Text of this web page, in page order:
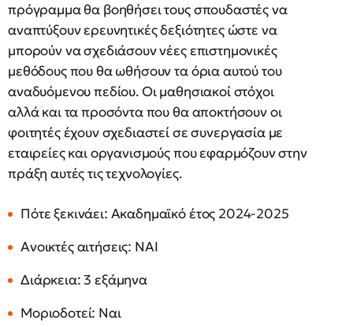
πρόγραμμα θα βοηθήσει τους σπουδαστές να
αναπτύξουν ερευνητικές δεξιότητες ώστε να
μπορούν να σχεδιάσουν νέες επιστημονικές
μεθόδους που θα ωθήσουν τα όρια αυτού του
αναδυόμενου πεδίου. Οι μαθησιακοί στόχοι
αλλά και τα προσόντα που θα αποκτήσουν οι
φοιτητές έχουν σχεδιαστεί σε συνεργασία με
εταιρείες και οργανισμούς που εφαρμόζουν στην
πράξη αυτές τις τεχνολογίες.
Πότε ξεκινάει: Aκαδημαϊκό έτος 2024-2025
Ανοικτές αιτήσεις: NAI
Διάρκεια: 3 εξάμηνα
Μοριοδοτεί: Nαι